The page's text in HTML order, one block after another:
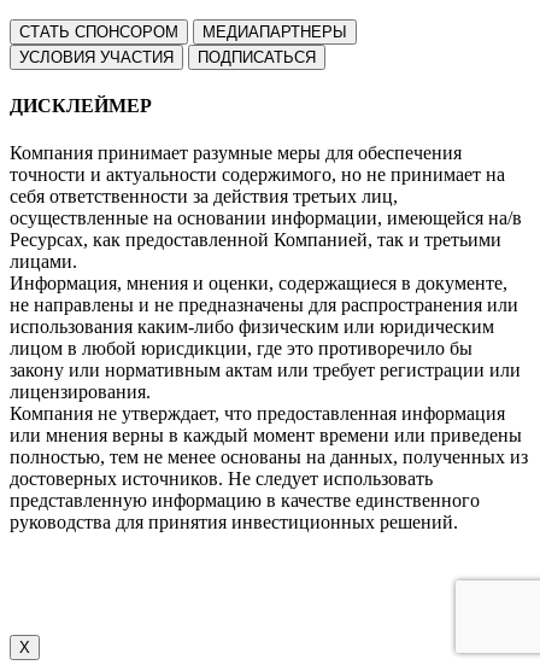
СТАТЬ СПОНСОРОМ
МЕДИАПАРТНЕРЫ
УСЛОВИЯ УЧАСТИЯ
ПОДПИСАТЬСЯ
ДИСКЛЕЙМЕР
Компания принимает разумные меры для обеспечения
точности и актуальности содержимого, но не принимает на
себя ответственности за действия третьих лиц,
осуществленные на основании информации, имеющейся на/в
Ресурсах, как предоставленной Компанией, так и третьими
лицами.
Информация, мнения и оценки, содержащиеся в документе,
не направлены и не предназначены для распространения или
использования каким-либо физическим или юридическим
лицом в любой юрисдикции, где это противоречило бы
закону или нормативным актам или требует регистрации или
лицензирования.
Компания не утверждает, что предоставленная информация
или мнения верны в каждый момент времени или приведены
полностью, тем не менее основаны на данных, полученных из
достоверных источников. Не следует использовать
представленную информацию в качестве единственного
руководства для принятия инвестиционных решений.
X